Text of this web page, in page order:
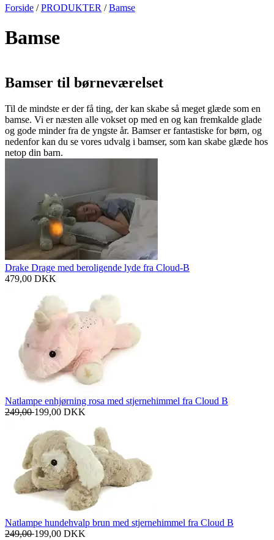
Forside /PRODUKTER /Bamse
Bamse
Bamser til børneværelset
Til de mindste er der få ting, der kan skabe så meget glæde som en
bamse. Vi er næsten alle vokset op med en og kan fremkalde glade
og gode minder fra de yngste år. Bamser er fantastiske for børn, og
nedenfor kan du se vores udvalg i bamser, som kan skabe glæde hos
netop din barn.
Drake Drage med beroligende lyde fra Cloud-B
479,00 DKK
Natlampe enhjørning rosa med stjernehimmel fra Cloud B
249,00199,00 DKK
Natlampe hundehvalp brun med stjernehimmel fra Cloud B
249,00199,00 DKK